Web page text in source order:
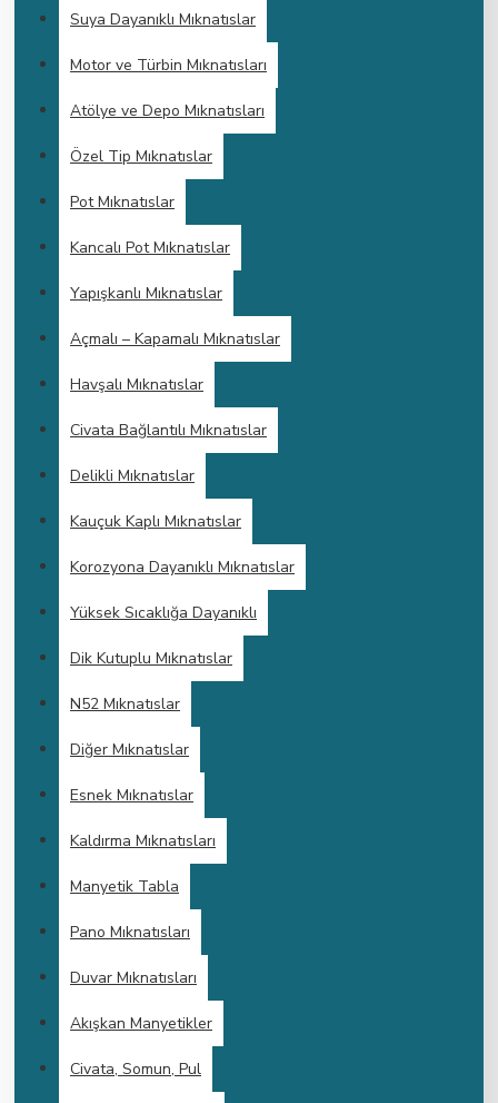
Suya Dayanıklı Mıknatıslar
Motor ve Türbin Mıknatısları
Atölye ve Depo Mıknatısları
Özel Tip Mıknatıslar
Pot Mıknatıslar
Kancalı Pot Mıknatıslar
Yapışkanlı Mıknatıslar
Açmalı – Kapamalı Mıknatıslar
Havşalı Mıknatıslar
Civata Bağlantılı Mıknatıslar
Delikli Mıknatıslar
Kauçuk Kaplı Mıknatıslar
Korozyona Dayanıklı Mıknatıslar
Yüksek Sıcaklığa Dayanıklı
Dik Kutuplu Mıknatıslar
N52 Mıknatıslar
Diğer Mıknatıslar
Esnek Mıknatıslar
Kaldırma Mıknatısları
Manyetik Tabla
Pano Mıknatısları
Duvar Mıknatısları
Akışkan Manyetikler
Civata, Somun, Pul